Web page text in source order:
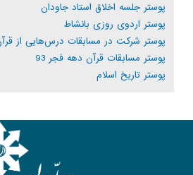
پوستر جلسه اخلاق استاد جاودان
پوستر اردوی روزی بانشاط
پوستر شرکت در مسابقات درس‌هایی از
پوستر مسابقات قرآن دهه فجر 93
پوستر تاریخ اسلام